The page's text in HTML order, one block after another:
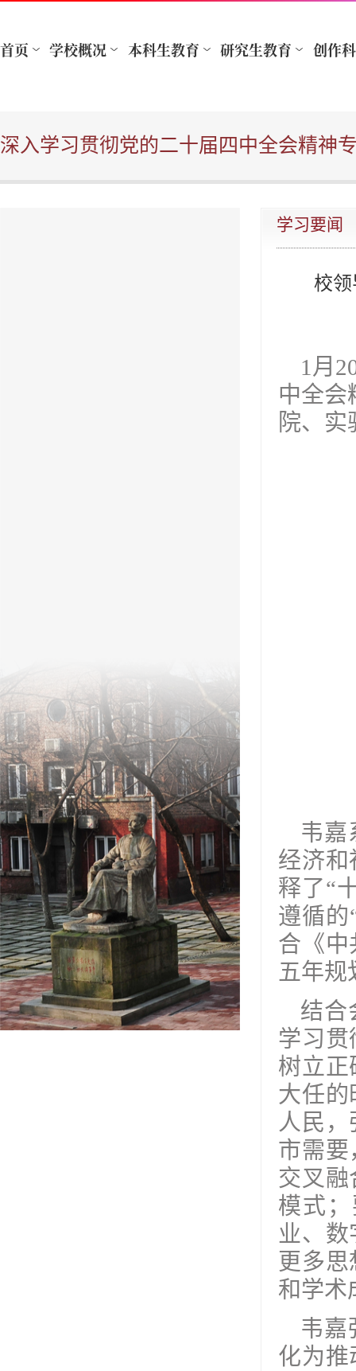
深入学习贯彻党的二十届四中全会精神
学习要闻
校
1月
中全会
院、
韦嘉
经济和
释了“
遵循的
合《中
五年规
结合
学习贯
树立正
大任的
人民
市需要
交叉
模式
业、
更多
和学术
韦嘉
化为推